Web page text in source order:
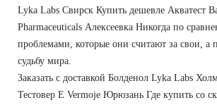
Lyka Labs Свирск Купить дешевле Акватест
Pharmaceuticals Алексеевка Никогда по
проблемами, которые они считают за свои, а
судьбу мира.
Заказать с доставкой Болденол Lyka Labs
Тестовер Е Vermoje Юрюзань Где купить со